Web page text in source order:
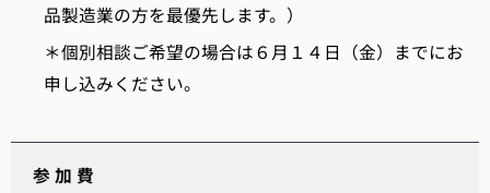
品製造業の方を最優先します。）
＊個別相談ご希望の場合は６月１４日（金）までにお
申し込みください。
参 加 費